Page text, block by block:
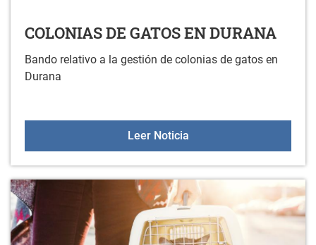
COLONIAS DE GATOS EN DURANA
Bando relativo a la gestión de colonias de gatos en
Durana
Leer NoticiaCOLONIAS DE GATOS